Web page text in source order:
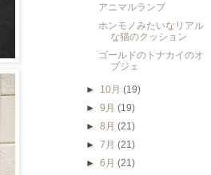
アニマルランプ
ホンモノみたいなリアル
な猫のクッション
ゴールドのトナカイのオ
ブジェ
► 10月(19)
►9月(19)
►8月(21)
►7月(21)
►6月(21)